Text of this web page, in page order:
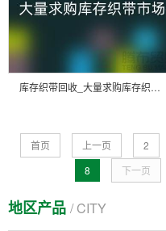
库存织带回收_大量求购库存织带市场_上海腾布贸易有限公司
首页 上一页 2
8
下一页
地区产品 / CITY